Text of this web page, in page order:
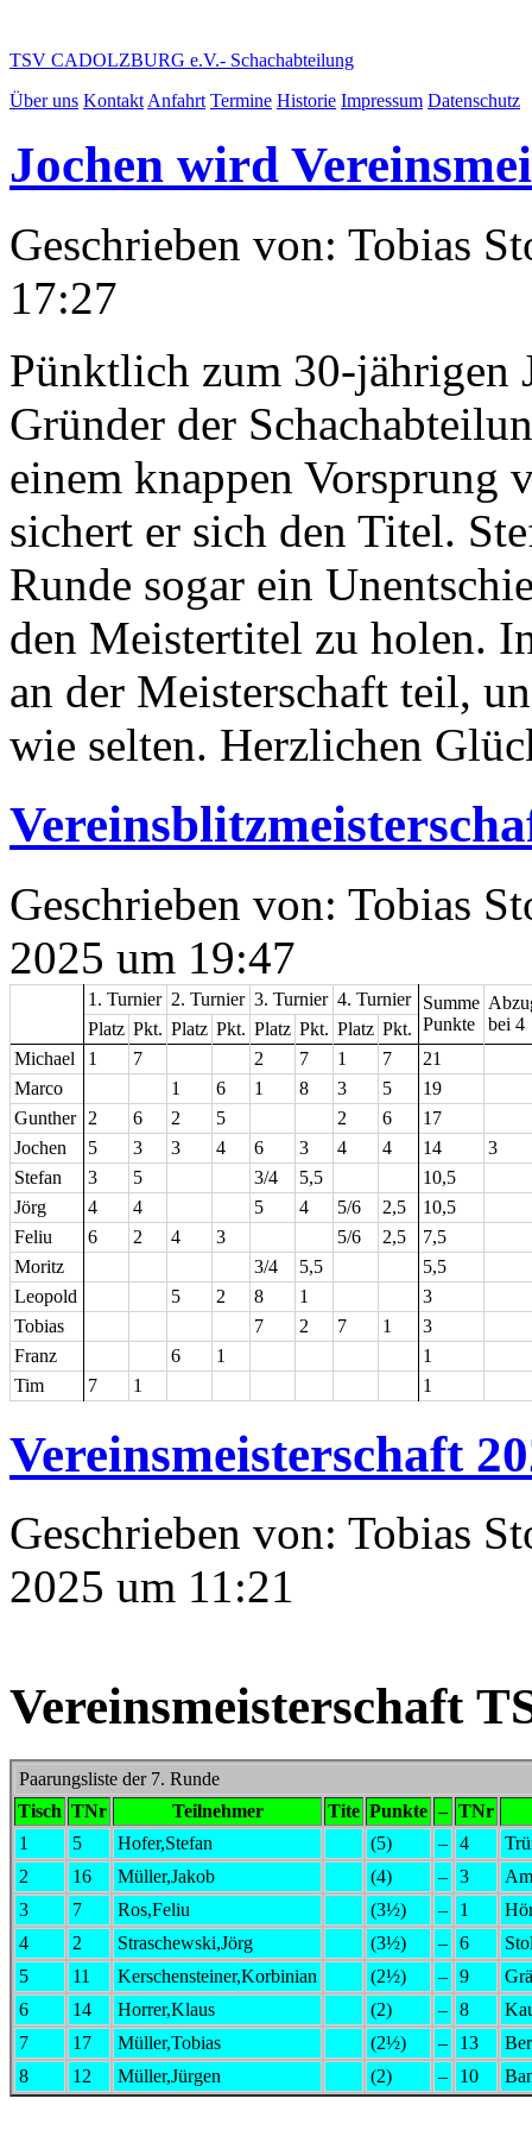
TSV CADOLZBURG e.V.- Schachabteilung
Über uns Kontakt Anfahrt Termine Historie Impressum Datenschutz
Jochen wird
Geschrieben von: Tobias
17:27
Pünktlich zum 30-jährigen
Gründer der
einem knappen Vorsprung
sichert er sich den Titel.
Runde sogar ein
den Meistertitel zu holen.
an der Meisterschaft teil,
wie selten. Herzlichen
Geschrieben von: Tobias
2025 um 19:47
1. Turnier 2. Turnier 3. Turnier 4. Turnier
Summe
Punkte
bei 4
Platz Pkt. Platz Pkt. Platz Pkt. Platz Pkt.
Michael
1 7 2 7 1 7
21
Marco
1 6 1 8 3 5
19
Gunther
2 6 2 5 2 6
17
Jochen
5 3 3 4 6 3 4 4 14
3
Stefan
3 5 3/4 5,5
10,5
Jörg
4 4 5 4 5/6 2,5
10,5
Feliu
6 2 4 3 5/6 2,5
7,5
Moritz
3/4 5,5
5,5
Leopold
5 2 8 1
3
Tobias
7 2 7 1
3
Franz
6 1
1
Tim
7 1 1
Vereinsmeisterschaft
Geschrieben von: Tobias
2025 um 11:21
Vereinsmeisterschaft
Paarungsliste der 7. Runde
Tisch TNr Teilnehmer Tite Punkte – TNr
1
5 Hofer,Stefan (5) – 4
2
16 Müller,Jakob (4) – 3
3
7 Ros,Feliu (3½) – 1
4
2 Straschewski,Jörg (3½) – 6
5
11 Kerschensteiner,Korbinian (2½) – 9
6
14 Horrer,Klaus (2) – 8
7
17 Müller,Tobias (2½) – 13
8
12 Müller,Jürgen (2) – 10